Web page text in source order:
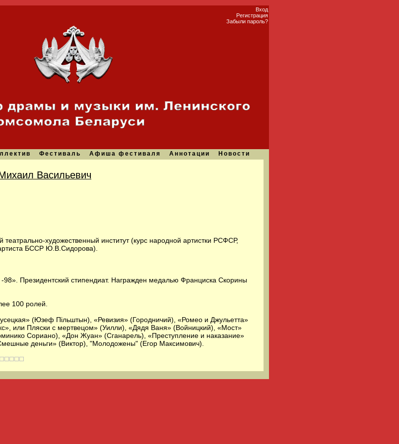
Вход
Регистрация
Забыли пароль?
Фестиваль Афиша фестиваля Аннотации Новости
Васильевич
театрально-художественный институт (курс народной артистки РСФСР,
БССР Ю.В.Сидорова).
98». Президентский стипендиат. Награжден медалью Франциска Скорины
100 ролей.
(Юзеф Пільштын), «Ревизия» (Городничий), «Ромео и Джульетта»
или Пляски с мертвецом» (Уилли), «Дядя Ваня» (Войницкий), «Мост»
Сориано), «Дон Жуан» (Сганарель), «Преступление и наказание»
деньги» (Виктор), "Молодожены" (Егор Максимович).